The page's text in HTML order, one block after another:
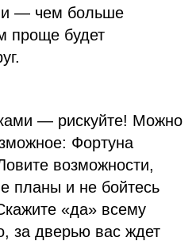
— чем больше
проще будет
— рискуйте! Можно
Фортуна
возможности,
планы и не бойтесь
«да» всему
за дверью вас ждет